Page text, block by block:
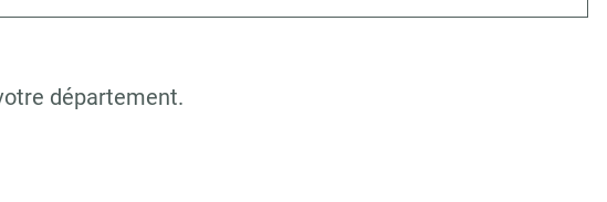
département.